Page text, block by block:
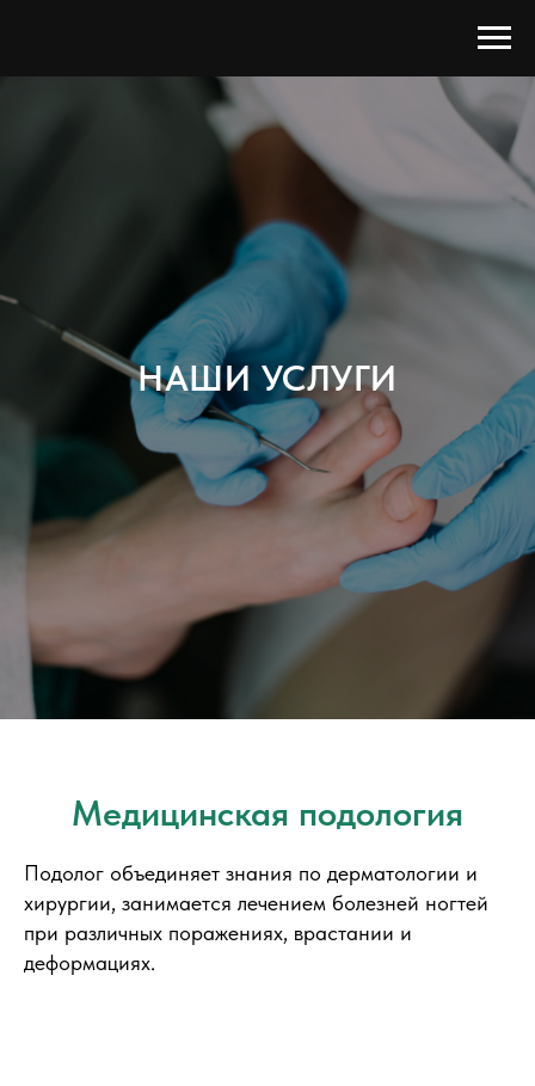
НАШИ УСЛУГИ
Медицинская подология
Подолог объединяет знания по дерматологии и
хирургии, занимается лечением болезней ногтей
при различных поражениях, врастании и
деформациях.